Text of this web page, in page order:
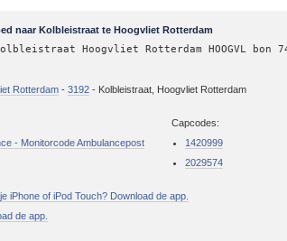
naar Kolbleistraat te Hoogvliet Rotterdam
Hoogvliet Rotterdam HOOGVL bon
Rotterdam -3192 - Kolbleistraat, Hoogvliet Rotterdam
- Monitorcode Ambulancepost
Capcodes:
1420999
2029574
iPhone of iPod Touch? Download de app.
de app.